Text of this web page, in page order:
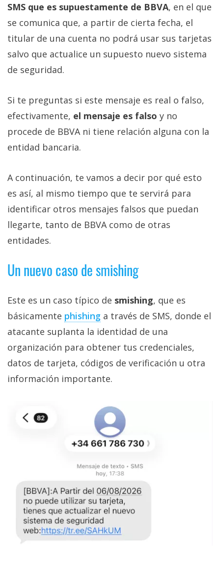
SMS que es supuestamente de BBVA, en el que
se comunica que, a partir de cierta fecha, el
titular de una cuenta no podrá usar sus tarjetas
salvo que actualice un supuesto nuevo sistema
de seguridad.
Si te preguntas si este mensaje es real o falso,
efectivamente, el mensaje es falso y no
procede de BBVA ni tiene relación alguna con la
entidad bancaria.
A continuación, te vamos a decir por qué esto
es así, al mismo tiempo que te servirá para
identificar otros mensajes falsos que puedan
llegarte, tanto de BBVA como de otras
entidades.
Un nuevo caso de smishing
Este es un caso típico de smishing, que es
básicamente phishing‎ a través de SMS, donde el
atacante suplanta la identidad de una
organización para obtener tus credenciales,
datos de tarjeta, códigos de verificación u otra
información importante.